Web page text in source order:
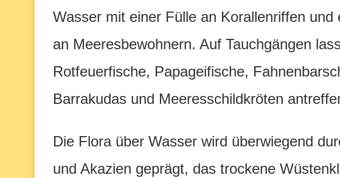
Wasser mit einer Fülle an Korallenriffen
an Meeresbewohnern. Auf Tauchgängen
Rotfeuerfische, Papageifische,
Barrakudas und Meeresschildkröten
Die Flora über Wasser wird überwiegend
und Akazien geprägt, das trockene